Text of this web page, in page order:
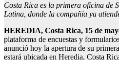
Costa Rica es la primera oficina de
Latina, donde la compañía ya
HEREDIA, Costa Rica, 15 de
plataforma de encuestas y
anunció hoy la apertura de su
estará ubicada en Heredia, Costa